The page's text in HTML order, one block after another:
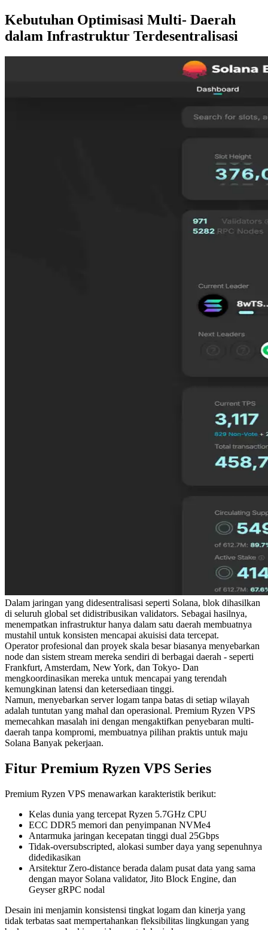
Kebutuhan Optimisasi Multi- Daerah
dalam Infrastruktur Terdesentralisasi
Dalam jaringan yang didesentralisasi seperti Solana, blok dihasilkan
di seluruh global set didistribusikan validators. Sebagai hasilnya,
menempatkan infrastruktur hanya dalam satu daerah membuatnya
mustahil untuk konsisten mencapai akuisisi data tercepat.
Operator profesional dan proyek skala besar biasanya menyebarkan
node dan sistem stream mereka sendiri di berbagai daerah - seperti
Frankfurt, Amsterdam, New York, dan Tokyo- Dan
mengkoordinasikan mereka untuk mencapai yang terendah
kemungkinan latensi dan ketersediaan tinggi.
Namun, menyebarkan server logam tanpa batas di setiap wilayah
adalah tuntutan yang mahal dan operasional. Premium Ryzen VPS
memecahkan masalah ini dengan mengaktifkan penyebaran multi-
daerah tanpa kompromi, membuatnya pilihan praktis untuk maju
Solana Banyak pekerjaan.
Fitur Premium Ryzen VPS Series
Premium Ryzen VPS menawarkan karakteristik berikut:
Kelas dunia yang tercepat Ryzen 5.7GHz CPU
ECC DDR5 memori dan penyimpanan NVMe4
Antarmuka jaringan kecepatan tinggi dual 25Gbps
Tidak-oversubscripted, alokasi sumber daya yang sepenuhnya
didedikasikan
Arsitektur Zero-distance berada dalam pusat data yang sama
dengan mayor Solana validator, Jito Block Engine, dan
Geyser gRPC nodal
Desain ini menjamin konsistensi tingkat logam dan kinerja yang
tidak terbatas saat mempertahankan fleksibilitas lingkungan yang